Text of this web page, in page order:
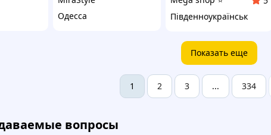
Одесса
Південноукраїнськ
Показать еще
1 2 3 ... 334
вопросы